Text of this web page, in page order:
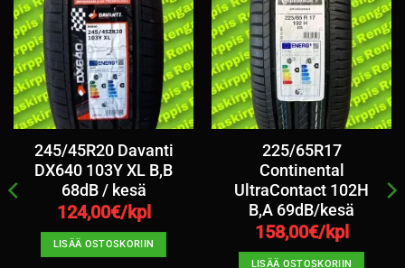
245/45R20 Davanti
DX640 103Y XL B,B
68dB / kesä
124,00€/kpl
LISÄÄ OSTOSKORIIN
225/65R17
Continental
UltraContact 102H
B,A 69dB/kesä
158,00€/kpl
LISÄÄ OSTOSKORIIN